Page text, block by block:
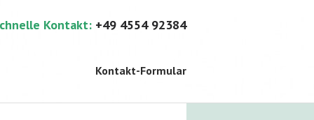
Kontakt: +49 4554 92384
Kontakt-Formular